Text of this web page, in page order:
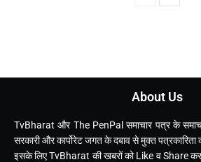
About Us
TvBharat और The PenPal समाचार पत्र के
सरकारी और कार्पोरेट जगत के दबाव से मुक्त
इसके लिए TvBharat की खबरों को Like व Share